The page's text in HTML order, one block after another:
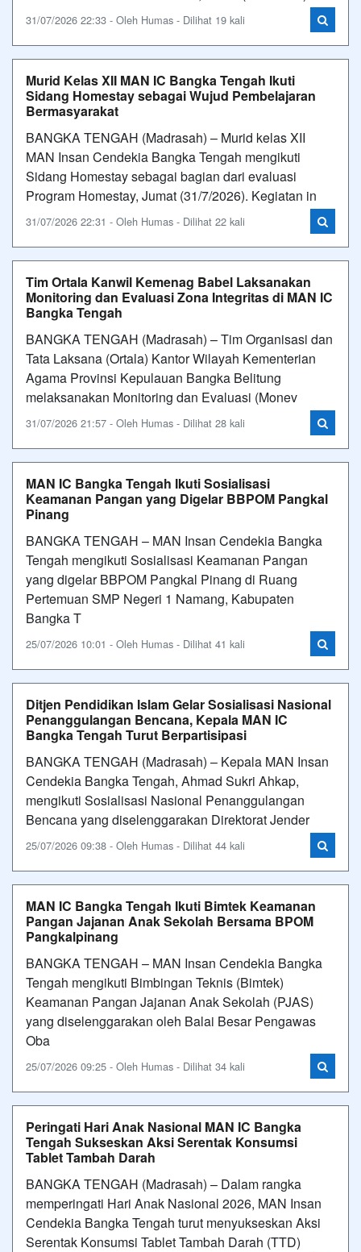
31/07/2026 22:33 - Oleh Humas - Dilihat 19 kali
Murid Kelas XII MAN IC Bangka Tengah Ikuti
Sidang Homestay sebagai Wujud Pembelajaran
Bermasyarakat
BANGKA TENGAH (Madrasah) – Murid kelas XII
MAN Insan Cendekia Bangka Tengah mengikuti
Sidang Homestay sebagai bagian dari evaluasi
Program Homestay, Jumat (31/7/2026). Kegiatan in
31/07/2026 22:31 - Oleh Humas - Dilihat 22 kali
Tim Ortala Kanwil Kemenag Babel Laksanakan
Monitoring dan Evaluasi Zona Integritas di MAN IC
Bangka Tengah
BANGKA TENGAH (Madrasah) – Tim Organisasi dan
Tata Laksana (Ortala) Kantor Wilayah Kementerian
Agama Provinsi Kepulauan Bangka Belitung
melaksanakan Monitoring dan Evaluasi (Monev
31/07/2026 21:57 - Oleh Humas - Dilihat 28 kali
MAN IC Bangka Tengah Ikuti Sosialisasi
Keamanan Pangan yang Digelar BBPOM Pangkal
Pinang
BANGKA TENGAH – MAN Insan Cendekia Bangka
Tengah mengikuti Sosialisasi Keamanan Pangan
yang digelar BBPOM Pangkal Pinang di Ruang
Pertemuan SMP Negeri 1 Namang, Kabupaten
Bangka T
25/07/2026 10:01 - Oleh Humas - Dilihat 41 kali
Ditjen Pendidikan Islam Gelar Sosialisasi Nasional
Penanggulangan Bencana, Kepala MAN IC
Bangka Tengah Turut Berpartisipasi
BANGKA TENGAH (Madrasah) – Kepala MAN Insan
Cendekia Bangka Tengah, Ahmad Sukri Ahkap,
mengikuti Sosialisasi Nasional Penanggulangan
Bencana yang diselenggarakan Direktorat Jender
25/07/2026 09:38 - Oleh Humas - Dilihat 44 kali
MAN IC Bangka Tengah Ikuti Bimtek Keamanan
Pangan Jajanan Anak Sekolah Bersama BPOM
Pangkalpinang
BANGKA TENGAH – MAN Insan Cendekia Bangka
Tengah mengikuti Bimbingan Teknis (Bimtek)
Keamanan Pangan Jajanan Anak Sekolah (PJAS)
yang diselenggarakan oleh Balai Besar Pengawas
Oba
25/07/2026 09:25 - Oleh Humas - Dilihat 34 kali
Peringati Hari Anak Nasional MAN IC Bangka
Tengah Sukseskan Aksi Serentak Konsumsi
Tablet Tambah Darah
BANGKA TENGAH (Madrasah) – Dalam rangka
memperingati Hari Anak Nasional 2026, MAN Insan
Cendekia Bangka Tengah turut menyukseskan Aksi
Serentak Konsumsi Tablet Tambah Darah (TTD)